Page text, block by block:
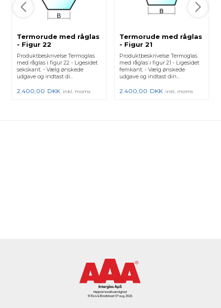
Termorude med råglas
- Figur 22
Produktbeskrivelse Termoglas
med råglas i figur 22 - Ligesidet
sekskant. - Vælg ønskede
udgave og indtast di...
2.400,00 DKK inkl. moms
Termorude med råglas
- Figur 21
Produktbeskrivelse Termoglas
med råglas i figur 21 - Ligesidet
femkant. - Vælg ønskede
udgave og indtast din...
2.400,00 DKK inkl. moms